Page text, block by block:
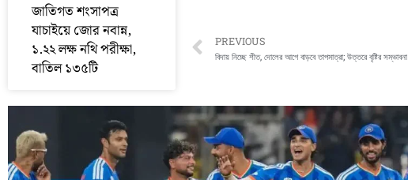
জাতিগত শংসাপত্র
যাচাইয়ে জোর নবান্ন,
১.২২ লক্ষ নথি পরীক্ষা,
বাতিল ১৩৫টি
Prev
PREVIOUS
বিদায় নিচ্ছে শীত, দোলের আগে বাড়বে তাপমাত্রা; উত্তরে বৃষ্টির সম্ভাবনা